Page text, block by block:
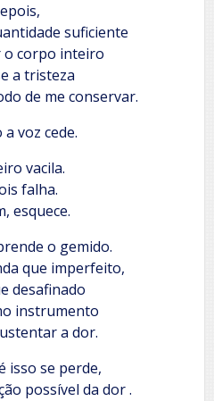
suficiente
o corpo inteiro
a tristeza
de me conservar.
a voz cede.
vacila.
falha.
esquece.
o gemido.
que imperfeito,
desafinado
instrumento
a dor.
isso se perde,
possível da dor .